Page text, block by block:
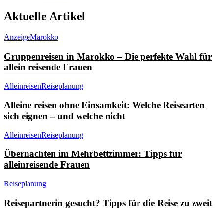
Aktuelle Artikel
AnzeigeMarokko
Gruppenreisen in Marokko – Die perfekte Wahl für
allein reisende Frauen
AlleinreisenReiseplanung
Alleine reisen ohne Einsamkeit: Welche Reisearten
sich eignen – und welche nicht
AlleinreisenReiseplanung
Übernachten im Mehrbettzimmer: Tipps für
alleinreisende Frauen
Reiseplanung
Reisepartnerin gesucht? Tipps für die Reise zu zweit